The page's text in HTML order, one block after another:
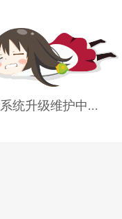
系统升级维护中...